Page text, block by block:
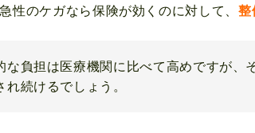
性のケガなら保険が効くのに対して、 整
な負担は医療機関に比べて高めですが、
れ続けるでしょう。